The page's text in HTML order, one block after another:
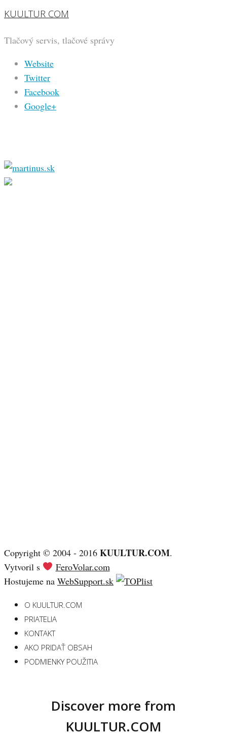
KUULTUR COM
Tlačový servis, tlačové správy
Website
Twitter
Facebook
Google+
Copyright © 2004 - 2016 KUULTUR.COM.
Vytvoril s
FeroVolar.com
Hostujeme na WebSupport.sk
O KUULTUR.COM
PRIATELIA
KONTAKT
AKO PRIDAŤ OBSAH
PODMIENKY POUŽITIA
Discover more from
KUULTUR.COM